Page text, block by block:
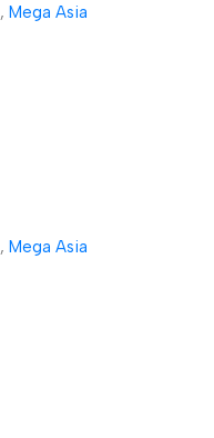
, Mega Asia
, Mega Asia